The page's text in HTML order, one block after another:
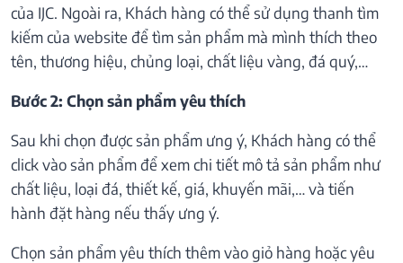
của IJC. Ngoài ra, Khách hàng có thể sử dụng thanh tìm
kiếm của website để tìm sản phẩm mà mình thích theo
tên, thương hiệu, chủng loại, chất liệu vàng, đá quý,…
Bước 2: Chọn sản phẩm yêu thích
Sau khi chọn được sản phẩm ưng ý, Khách hàng có thể
click vào sản phẩm để xem chi tiết mô tả sản phẩm như
chất liệu, loại đá, thiết kế, giá, khuyến mãi,… và tiến
hành đặt hàng nếu thấy ưng ý.
Chọn sản phẩm yêu thích thêm vào giỏ hàng hoặc yêu